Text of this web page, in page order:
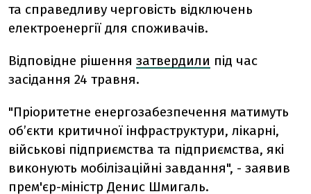
та справедливу черговість відключень
електроенергії для споживачів.
Відповідне рішення затвердили під час
засідання 24 травня.
"Пріоритетне енергозабезпечення матимуть
об’єкти критичної інфраструктури, лікарні,
військові підприємства та підприємства, які
виконують мобілізаційні завдання", - заявив
прем'єр-міністр Денис Шмигаль.